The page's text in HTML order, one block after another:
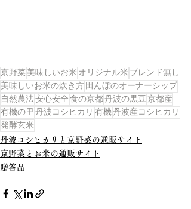
京野菜 美味しいお米 オリジナル米 ブレンド無し
美味しいお米の炊き方 田んぼのオーナーシップ
自然農法安心安全食の京都丹波の黒豆京都産
有機の里丹波コシヒカリ 有機丹波産コシヒカリ
発酵玄米
丹波コシヒカリと京野菜の通販サイト
京野菜とお米の通販サイト
贈答品